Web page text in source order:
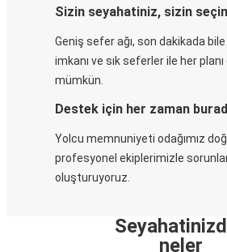
Sizin seyahatiniz, sizin
Geniş sefer ağı, son dakikada
imkanı ve sık seferler ile her
mümkün.
Destek için her zaman
Yolcu memnuniyeti odağımız
profesyonel ekiplerimizle
oluşturuyoruz.
neler